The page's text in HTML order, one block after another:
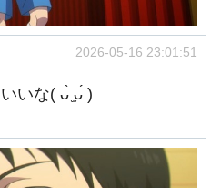
2026-05-16 23:01:51
いな( ᴗ̀ ̫ᴗ́ )